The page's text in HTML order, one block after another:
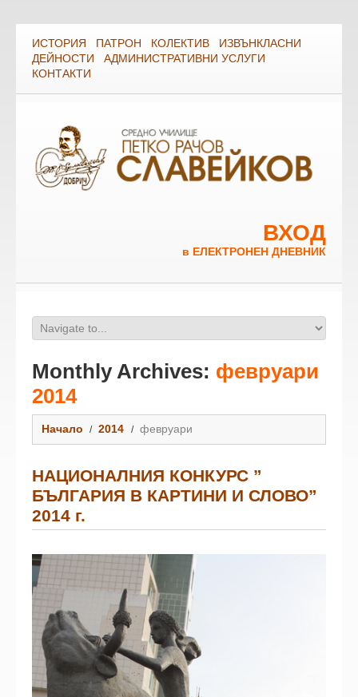
ИСТОРИЯ ПАТРОН КОЛЕКТИВ
ИЗВЪНКЛАСНИ
ДЕЙНОСТИ
АДМИНИСТРАТИВНИ УСЛУГИ
КОНТАКТИ
ВХОД
в ЕЛЕКТРОНЕН ДНЕВНИК
Monthly Archives: февруари
2014
Начало 2014 февруари
НАЦИОНАЛНИЯ КОНКУРС ”
БЪЛГАРИЯ В КАРТИНИ И СЛОВО”
2014 г.